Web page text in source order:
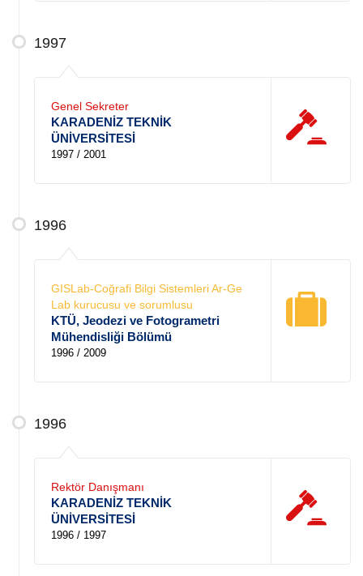
1997
Genel Sekreter
KARADENİZ TEKNİK
ÜNİVERSİTESİ
1997 / 2001
1996
GISLab-Coğrafi Bilgi Sistemleri Ar-Ge
Lab kurucusu ve sorumlusu
KTÜ, Jeodezi ve Fotogrametri
Mühendisliği Bölümü
1996 / 2009
1996
Rektör Danışmanı
KARADENİZ TEKNİK
ÜNİVERSİTESİ
1996 / 1997